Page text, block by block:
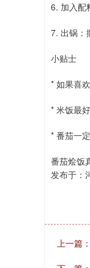
6. 加入配
7. 出锅：
小贴士
* 如果喜
* 米饭最
* 番茄一
番茄烩饭
发布于：
上一篇：